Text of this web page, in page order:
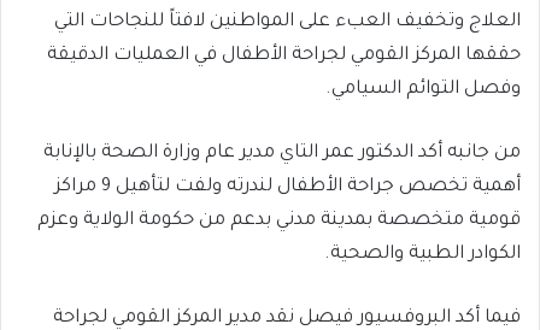
العلاج وتخفيف العبء على المواطنين لافتاً للنجاحات التي
حققها المركز القومي لجراحة الأطفال في العمليات الدقيقة
وفصل التوائم السيامي.
من جانبه أكد الدكتور عمر التاي مدير عام وزارة الصحة بالإنابة
أهمية تخصص جراحة الأطفال لندرته ولفت لتأهيل 9 مراكز
قومية متخصصة بمدينة مدني بدعم من حكومة الولاية وعزم
الكوادر الطبية والصحية.
فيما أكد البروفسيور فيصل نقد مدير المركز القومي لجراحة